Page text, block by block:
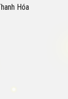
Hóa